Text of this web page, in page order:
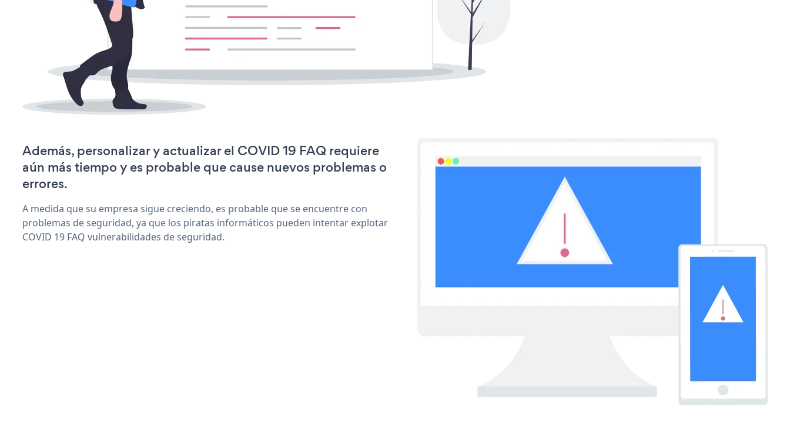
Además, personalizar y actualizar el COVID 19 FAQ requiere
aún más tiempo y es probable que cause nuevos problemas o
errores.
A medida que su empresa sigue creciendo, es probable que se encuentre con
problemas de seguridad, ya que los piratas informáticos pueden intentar explotar
COVID 19 FAQ vulnerabilidades de seguridad.